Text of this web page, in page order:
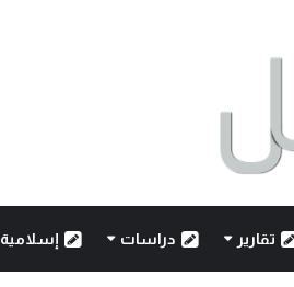
تقارير دراسات إسلامية